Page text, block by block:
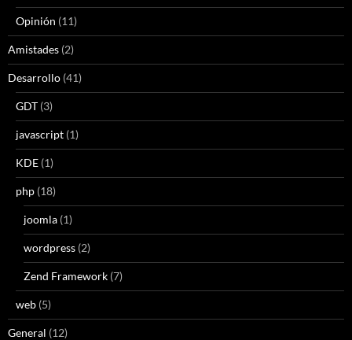
Opinión (11)
Amistades (2)
Desarrollo (41)
GDT (3)
javascript (1)
KDE (1)
php (18)
joomla (1)
wordpress (2)
Zend Framework (7)
web (5)
General (12)